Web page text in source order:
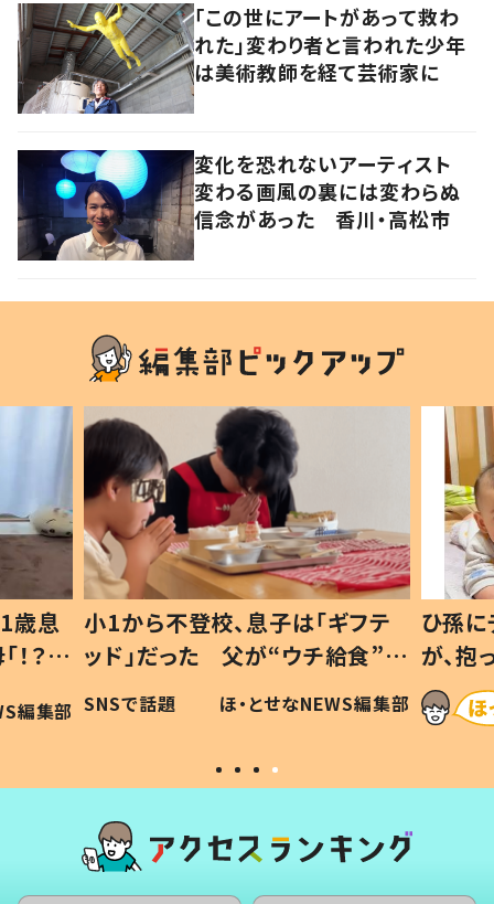
「この世にアートがあって救わ
れた」変わり者と言われた少年
は美術教師を経て芸術家に
変化を恐れないアーティスト
変わる画風の裏には変わらぬ
信念があった 香川・高松市
歳息
？」
編集部
小1から不登校、息子は「ギフテ
ッド」だった 父が“ウチ給食”を
作り続ける理由とは #令和の親
#令和の子
SNSで話題 ほ・とせなNEWS編集部
ひ孫
が、
「涙が
い」